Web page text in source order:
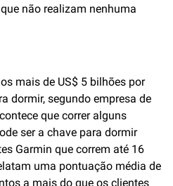
não realizam nenhuma
mais de US$ 5 bilhões por
dormir, segundo empresa de
que correr alguns
ser a chave para dormir
Garmin que correm até 16
uma pontuação média de
a mais do que os clientes